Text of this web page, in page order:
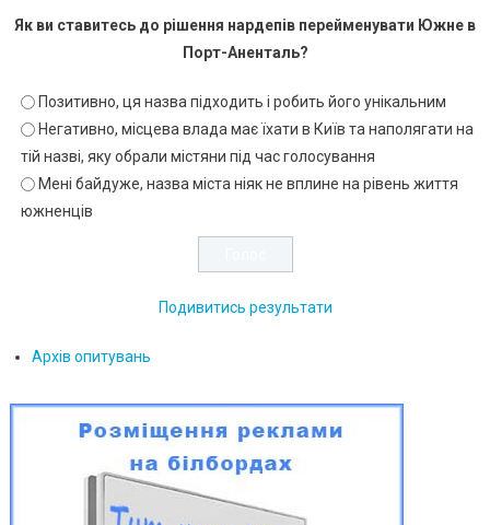
Як ви ставитесь до рішення нардепів перейменувати Южне в
Порт-Аненталь?
Позитивно, ця назва підходить і робить його унікальним
Негативно, місцева влада має їхати в Київ та наполягати на
тій назві, яку обрали містяни під час голосування
Мені байдуже, назва міста ніяк не вплине на рівень життя
южненців
Подивитись результати
Архів опитувань